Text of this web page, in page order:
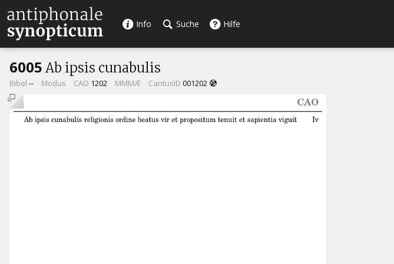
Info Suche Hilfe
6005 Ab ipsis cunabulis
Bibel -- Modus CAO 1202 MMMÆ CantusID 001202